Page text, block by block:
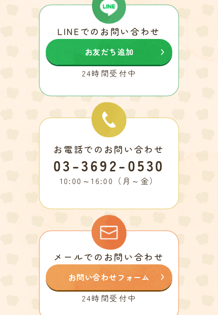
LINEでのお問い合わせ
お友だち追加
24時間受付中
お電話でのお問い合わせ
03-3692-0530
10:00～16:00（月～金）
メールでのお問い合わせ
お問い合わせフォーム
24時間受付中